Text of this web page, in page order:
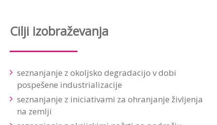
Cilji izobraževanja
seznanjanje z okoljsko degradacijo v dobi
pospešene industrializacije
seznanjanje z iniciativami za ohranjanje življenja
na zemlji